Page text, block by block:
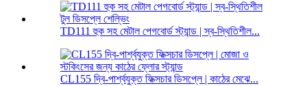
TD111 হুক সহ মেটাল পেগবোর্ড স্ট্যান্ড | স্ব-স্থিতিশীল...
CL155 দ্বি-পার্শ্বযুক্ত ফিক্সচার ডিসপ্লে | কাঠের মেঝে...